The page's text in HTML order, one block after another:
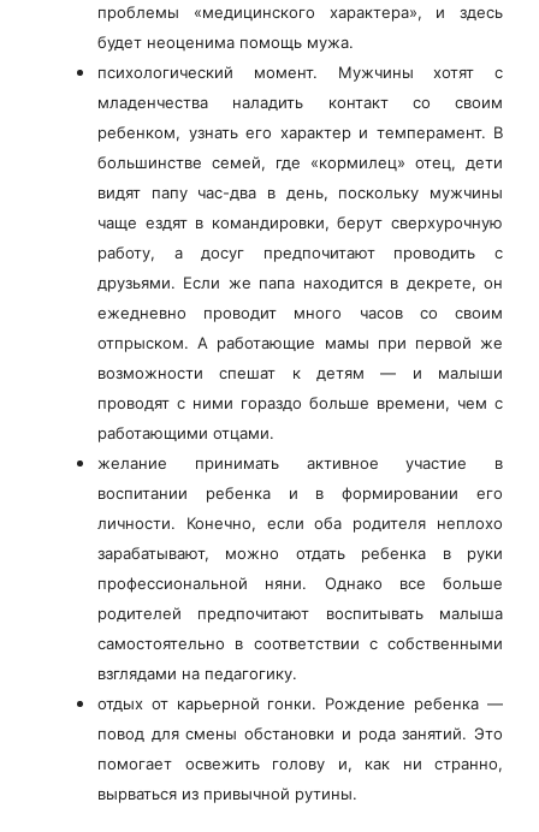
проблемы «медицинского характера», и здесь
будет неоценима помощь мужа.
психологический момент. Мужчины хотят с
младенчества наладить контакт со своим
ребенком, узнать его характер и темперамент. В
большинстве семей, где «кормилец» отец, дети
видят папу час-два в день, поскольку мужчины
чаще ездят в командировки, берут сверхурочную
работу, а досуг предпочитают проводить с
друзьями. Если же папа находится в декрете, он
ежедневно проводит много часов со своим
отпрыском. А работающие мамы при первой же
возможности спешат к детям — и малыши
проводят с ними гораздо больше времени, чем с
работающими отцами.
желание принимать активное участие в
воспитании ребенка и в формировании его
личности. Конечно, если оба родителя неплохо
зарабатывают, можно отдать ребенка в руки
профессиональной няни. Однако все больше
родителей предпочитают воспитывать малыша
самостоятельно в соответствии с собственными
взглядами на педагогику.
отдых от карьерной гонки. Рождение ребенка —
повод для смены обстановки и рода занятий. Это
помогает освежить голову и, как ни странно,
вырваться из привычной рутины.